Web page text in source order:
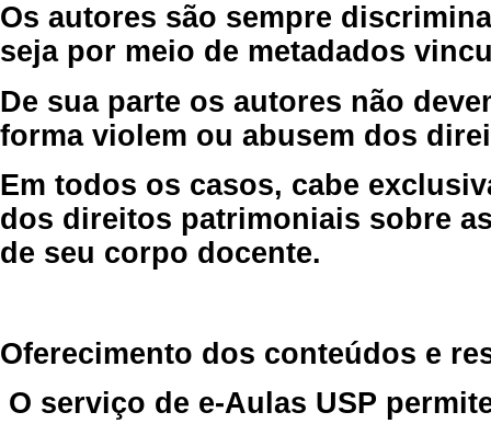
Os autores são sempre
seja por meio de metadados
De sua parte os autores não
forma violem ou abusem dos
Em todos os casos, cabe
dos direitos patrimoniais sobre
de seu corpo docente.
Oferecimento dos conteúdos e
O serviço de e-Aulas USP